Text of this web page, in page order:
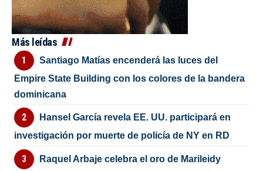
Más leídas
Santiago Matías encenderá las luces del
Empire State Building con los colores de la bandera
dominicana
Hansel García revela EE. UU. participará en
investigación por muerte de policía de NY en RD
Raquel Arbaje celebra el oro de Marileidy